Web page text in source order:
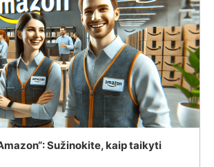
Sužinokite, kaip taikyti